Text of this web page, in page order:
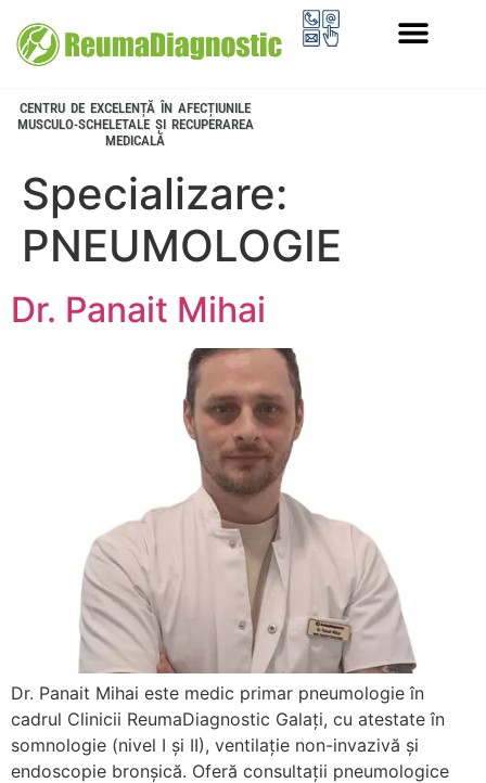
CENTRU DE EXCELENȚĂ ÎN AFECȚIUNILE
MUSCULO-SCHELETALE ȘI RECUPERAREA
MEDICALĂ
Specializare:
PNEUMOLOGIE
Dr. Panait Mihai
Dr. Panait Mihai este medic primar pneumologie în
cadrul Clinicii ReumaDiagnostic Galați, cu atestate în
somnologie (nivel I și II), ventilație non-invazivă și
endoscopie bronșică. Oferă consultații pneumologice